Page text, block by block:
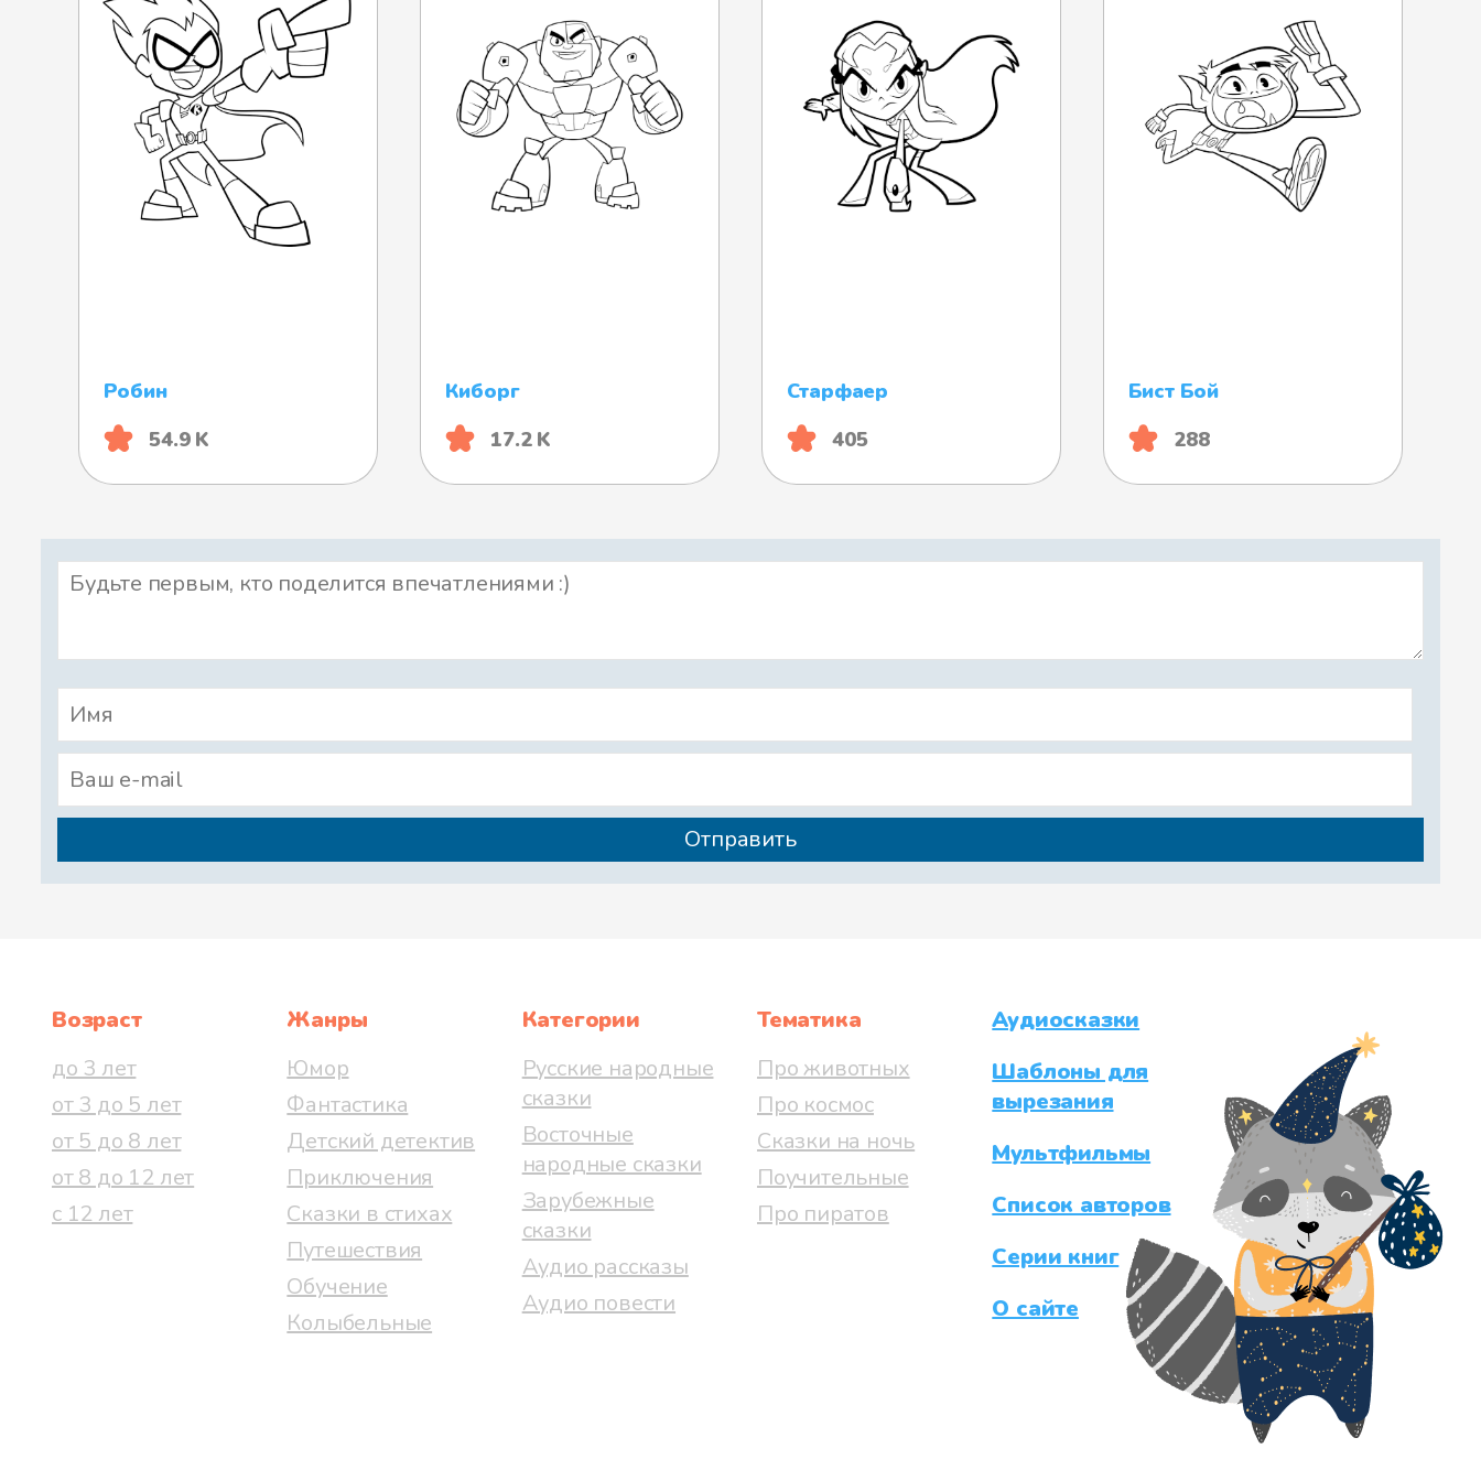
Робин
54.9 K
Киборг
17.2 K
Старфаер
405
Бист Бой
288
Возраст
до 3 лет
от 3 до 5 лет
от 5 до 8 лет
от 8 до 12 лет
с 12 лет
Жанры
Юмор
Фантастика
Детский детектив
Приключения
Сказки в стихах
Путешествия
Обучение
Колыбельные
Категории
Русские народные
сказки
Восточные
народные сказки
Зарубежные
сказки
Аудио рассказы
Аудио повести
Тематика
Про животных
Про космос
Сказки на ночь
Поучительные
Про пиратов
Аудиосказки
Шаблоны для
вырезания
Мультфильмы
Список авторов
Серии книг
О сайте